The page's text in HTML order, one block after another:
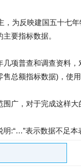
，为反映建国五十七
要指标数据。
几项普查和调查资料
总额指标数据)，使
广，对于完成这样
:“…”表示数据不足本